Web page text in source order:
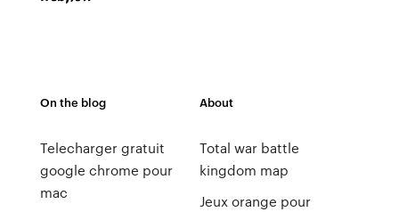
On the blog
Telecharger gratuit
google chrome pour
mac
About
Total war battle
kingdom map
Jeux orange pour